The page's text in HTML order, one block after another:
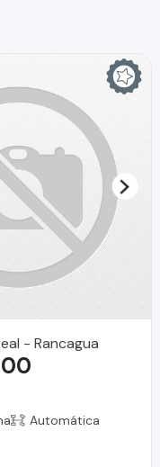
- Rancagua
Automática